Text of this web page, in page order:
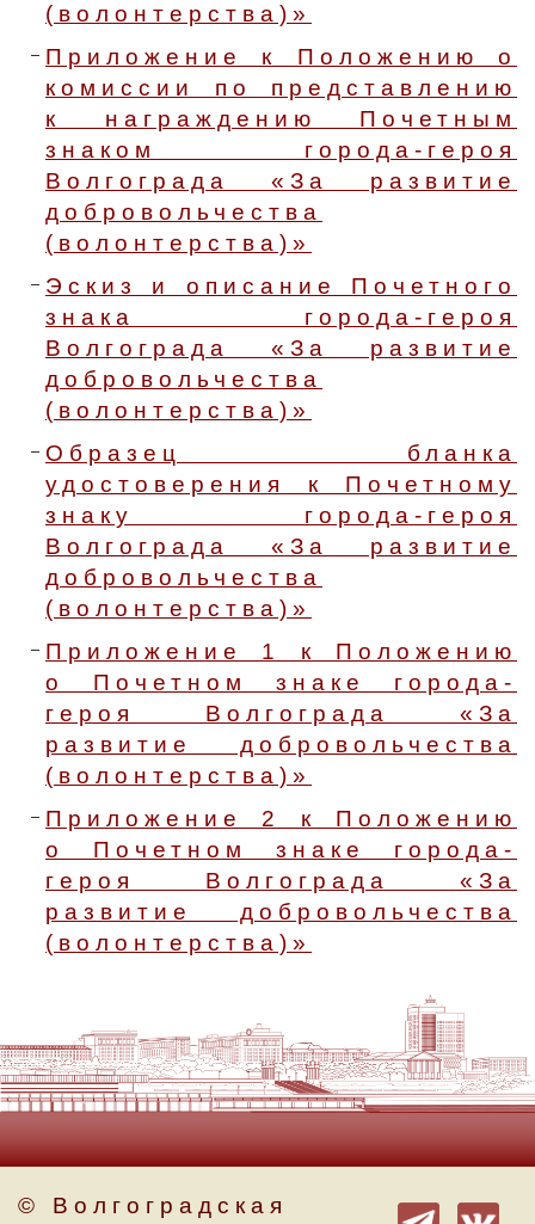
(волонтерства)»
Приложение к Положению о
комиссии по представлению
к награждению Почетным
знаком города-героя
Волгограда «За развитие
добровольчества
(волонтерства)»
Эскиз и описание Почетного
знака города-героя
Волгограда «За развитие
добровольчества
(волонтерства)»
Образец бланка
удостоверения к Почетному
знаку города-героя
Волгограда «За развитие
добровольчества
(волонтерства)»
Приложение 1 к Положению
о Почетном знаке города-
героя Волгограда «За
развитие добровольчества
(волонтерства)»
Приложение 2 к Положению
о Почетном знаке города-
героя Волгограда «За
развитие добровольчества
(волонтерства)»
© Волгоградская